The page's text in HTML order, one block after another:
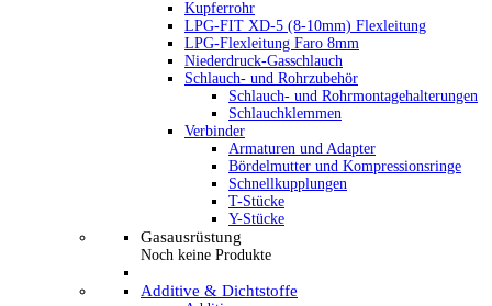
Kupferrohr
LPG-FIT XD-5 (8-10mm) Flexleitung
LPG-Flexleitung Faro 8mm
Niederdruck-Gasschlauch
Schlauch- und Rohrzubehör
Schlauch- und Rohrmontagehalterungen
Schlauchklemmen
Verbinder
Armaturen und Adapter
Bördelmutter und Kompressionsringe
Schnellkupplungen
T-Stücke
Y-Stücke
Gasausrüstung
Noch keine Produkte
Additive & Dichtstoffe